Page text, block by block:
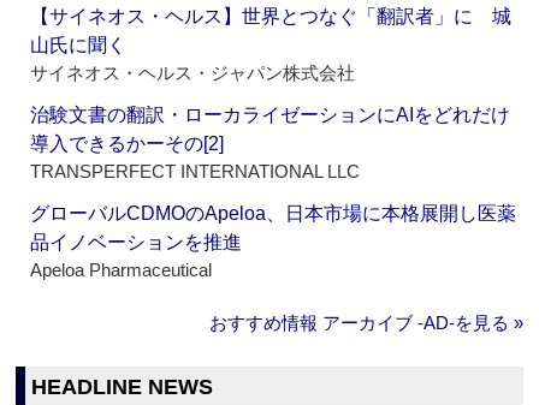
【サイネオス・ヘルス】世界とつなぐ「翻訳者」に 城
山氏に聞く
サイネオス・ヘルス・ジャパン株式会社
治験文書の翻訳・ローカライゼーションにAIをどれだけ
導入できるかーその[2]
TRANSPERFECT INTERNATIONAL LLC
グローバルCDMOのApeloa、日本市場に本格展開し医薬
品イノベーションを推進
Apeloa Pharmaceutical
おすすめ情報 アーカイブ ‐AD‐を見る »
HEADLINE NEWS